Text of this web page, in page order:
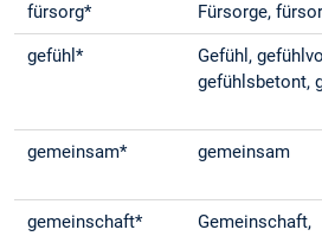
fürsorg* Fürsorge,
gefühl*
Gefühl,
gefühlsbetont,
gemeinsam* gemeinsam
gemeinschaft*
Gemeinschaft,